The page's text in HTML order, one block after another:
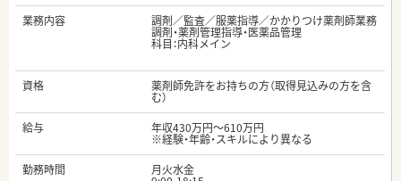
業務内容
調剤／監査／服薬指導／かかりつけ薬剤師業務
調剤・薬剤管理指導・医薬品管理
科目：内科メイン
資格 薬剤師免許をお持ちの方（取得見込みの方を含
む）
給与
年収430万円～610万円
※経験・年齢・スキルにより異なる
勤務時間
月火水金